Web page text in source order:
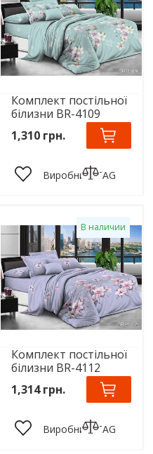
Комплект постільної
білизни BR-4109
1,310 грн.
Виробник: TAG
В наличии
Комплект постільної
білизни BR-4112
1,314 грн.
Виробник: TAG